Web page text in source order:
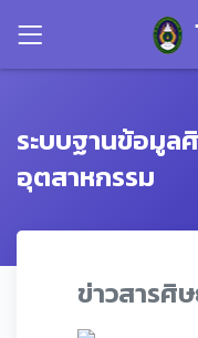
ระบบฐานข้อมูล
อุตสาหกรรม
ข่าวสารศิ